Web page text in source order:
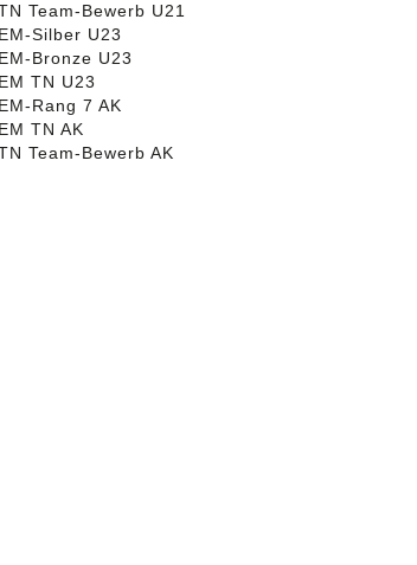
Team-Bewerb U21
Silber U23
Bronze U23
TN U23
Rang 7 AK
TN AK
Team-Bewerb AK